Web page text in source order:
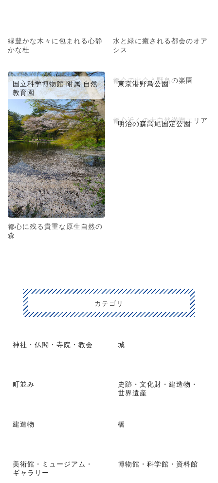
緑豊かな木々に包まれる心静
かな杜
水と緑に癒される都会のオア
シス
国立科学博物館 附属 自然
教育園
都心に残る貴重な原生自然の
森
東京港野鳥公園
都会で出会う野鳥の楽園
明治の森高尾国定公園
都心近くの大自然満喫エリア
カテゴリ
神社・仏閣・寺院・教会 城
町並み
史跡・文化財・建造物・
世界遺産
建造物 橋
美術館・ミュージアム・
ギャラリー
博物館・科学館・資料館